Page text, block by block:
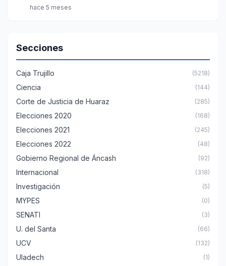
hace 5 meses
Secciones
Caja Trujillo (5218)
Ciencia (144)
Corte de Justicia de Huaraz (285)
Elecciones 2020 (168)
Elecciones 2021 (245)
Elecciones 2022 (48)
Gobierno Regional de Áncash (92)
Internacional (318)
Investigación (5)
MYPES (0)
SENATI (3)
U. del Santa (66)
UCV (132)
Uladech (1)